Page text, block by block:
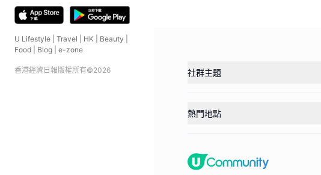
U Lifestyle Travel HK Beauty
Food
Blog e-zone
香港經濟日報版權所有©2026 社群主題
熱門地點